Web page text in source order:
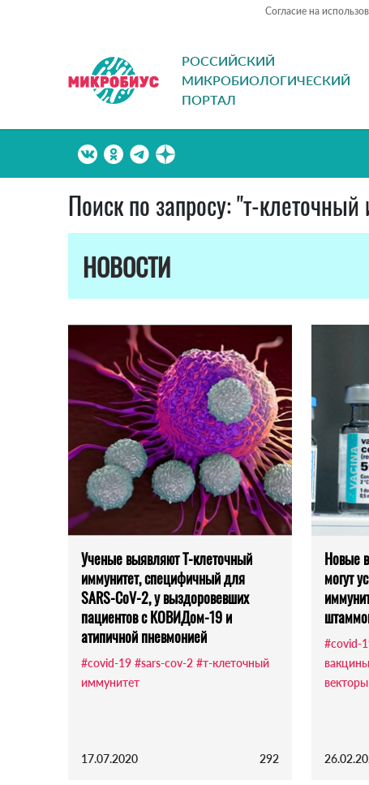
Согласие на
РОССИЙСКИЙ
МИКРОБИОЛОГИЧЕСКИЙ
ПОРТАЛ
Поиск по запросу: "т-клеточный
НОВОСТИ
Ученые выявляют Т-клеточный
иммунитет, специфичный для
SARS-CoV-2, у выздоровевших
пациентов с КОВИДом-19 и
атипичной пневмонией
#covid-19 #sars-cov-2 #т-клеточный
иммунитет
17.07.2020 292
Новые
могут
#covid-
вакцины
векторы